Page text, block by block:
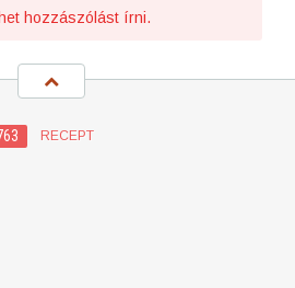
hozzászólást írni.
RECEPT